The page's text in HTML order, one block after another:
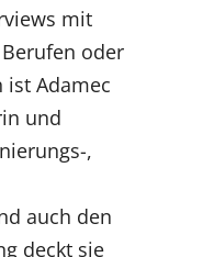
mit
oder
ist Adamec
und
,
auch den
deckt sie